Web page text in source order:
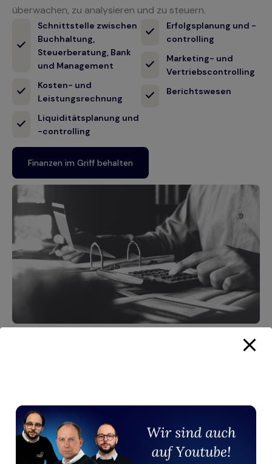
überwachen, zu analysieren und zu steuern.
Schnittstelle zwischen
Buchhaltung,
Steuerberatung, Bank
und Management
Kosten- und
Leistungsrechnung
Liquiditätsplanung und
-controlling
Erfolgsplanung und -
controlling
Marketing- und
Vertriebscontrolling
Berichtswesen
Finanzen im Griff behalten
Jetzt nur kurz kostenlos erhältlich!